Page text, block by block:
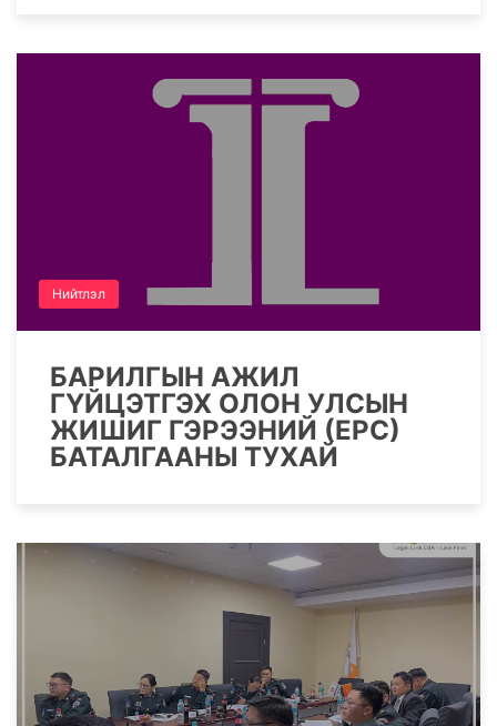
Нийтлэл
БАРИЛГЫН АЖИЛ
ГҮЙЦЭТГЭХ ОЛОН УЛСЫН
ЖИШИГ ГЭРЭЭНИЙ (ЕРС)
БАТАЛГААНЫ ТУХАЙ